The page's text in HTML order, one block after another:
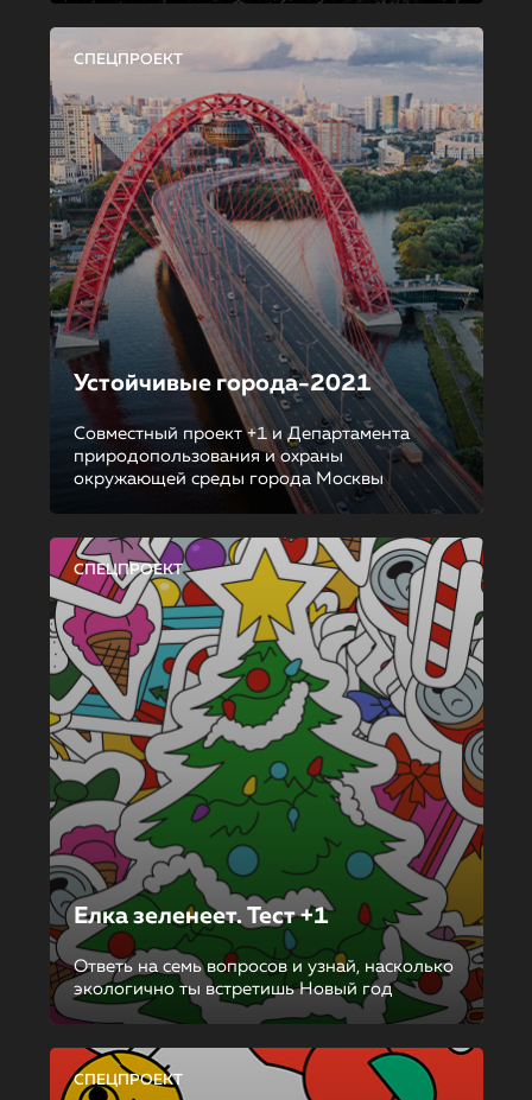
СПЕЦПРОЕКТ
Устойчивые города-2021
Совместный проект +1 и Департамента
природопользования и охраны
окружающей среды города Москвы
СПЕЦПРОЕКТ
Елка зеленеет. Тест +1
Ответь на семь вопросов и узнай, насколько
экологично ты встретишь Новый год
СПЕЦПРОЕКТ